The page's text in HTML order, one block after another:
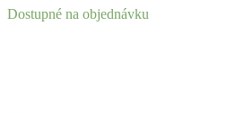
Dostupné na objednávku